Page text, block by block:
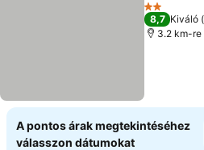
2 Kategória
8,7 Kiváló
3.2 km-re
A pontos árak megtekintéséhez
válasszon dátumokat